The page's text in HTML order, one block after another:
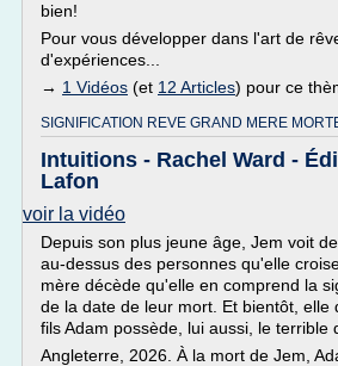
bien!
Pour vous développer dans l'art de
d'expériences...
→ 1 Vidéos (et 12 Articles) pour ce
SIGNIFICATION REVE GRAND MERE
Intuitions - Rachel Ward -
Lafon
voir la vidéo
Depuis son plus jeune âge, Jem voit
au-dessus des personnes qu'elle
mère décède qu'elle en comprend la
de la date de leur mort. Et bientôt, elle
fils Adam possède, lui aussi, le terrible
Angleterre, 2026. À la mort de Jem,